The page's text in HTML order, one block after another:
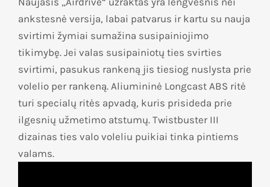
ankstesnė versija, labai patvarus ir kartu su nauja
svirtimi žymiai sumažina susipainiojimo
tikimybę. Jei valas susipainiotų ties svirties
svirtimi, pasukus rankeną jis tiesiog nuslysta prie
volelio per rankeną. Aliumininė Longcast ABS ritė
turi specialų ritės apvadą, kuris prisideda prie
ilgesnių užmetimo atstumų. Twistbuster III
dizainas ties valo voleliu puikiai tinka pintiems
valams.